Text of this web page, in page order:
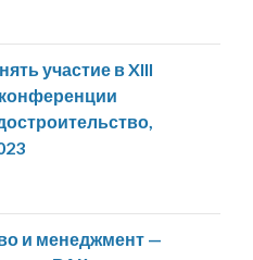
участие в XIII
и менеджмент —